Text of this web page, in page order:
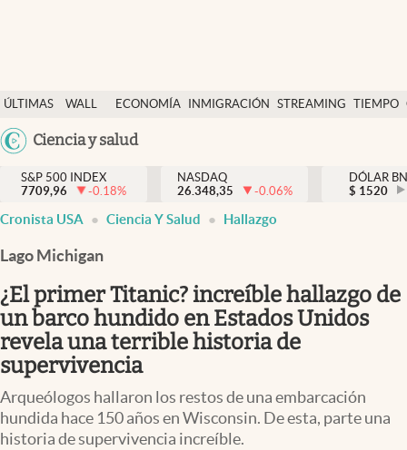
ÚLTIMAS
NOTICIAS
WALL
DÓLAR
ECONOMÍA INMIGRACIÓN STREAMING TIEMPO
México
Ciencia y salud
Finanzas y economía
Wall Street y dólar
Inmigración
Espiritual
Streaming
PC y mobile
Lifestyle
S&P 500 INDEX
7709,96
-0.18%
NASDAQ
26.348,35
-0.06%
DÓLAR
$ 1520
Cronista USA Ciencia Y Salud Hallazgo
Lago Michigan
¿El primer Titanic? increíble hallazgo de
un barco hundido en Estados Unidos
revela una terrible historia de
supervivencia
Arqueólogos hallaron los restos de una embarcación
hundida hace 150 años en Wisconsin. De esta, parte una
historia de supervivencia increíble.